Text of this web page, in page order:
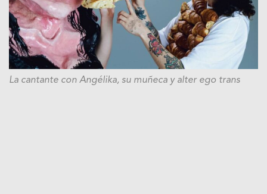
La cantante con Angélika, su muñeca y alter ego trans